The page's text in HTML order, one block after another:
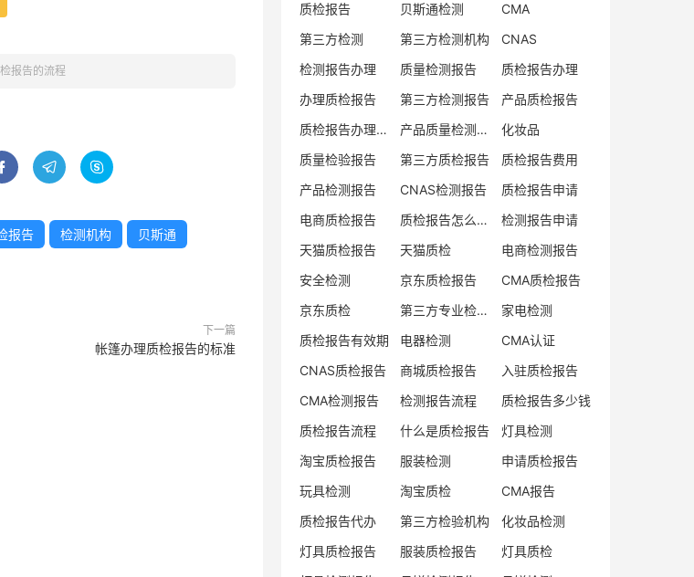
报告的流程
 
报告 检测机构 贝斯通
下一篇
帐篷办理质检报告的标准
质检报告
贝斯通检测
CMA
第三方检测
第三方检测机构
CNAS
检测报告办理
质量检测报告
质检报告办理
办理质检报告
第三方检测报告
产品质检报告
质检报告办理流程
产品质量检测报告
化妆品
质量检验报告
第三方质检报告
质检报告费用
产品检测报告
CNAS检测报告
质检报告申请
电商质检报告
质检报告怎么办理
检测报告申请
天猫质检报告
天猫质检
电商检测报告
安全检测
京东质检报告
CMA质检报告
京东质检
第三方专业检验机构
家电检测
质检报告有效期
电器检测
CMA认证
CNAS质检报告
商城质检报告
入驻质检报告
CMA检测报告
检测报告流程
质检报告多少钱
质检报告流程
什么是质检报告
灯具检测
淘宝质检报告
服装检测
申请质检报告
玩具检测
淘宝质检
CMA报告
质检报告代办
第三方检验机构
化妆品检测
灯具质检报告
服装质检报告
灯具质检